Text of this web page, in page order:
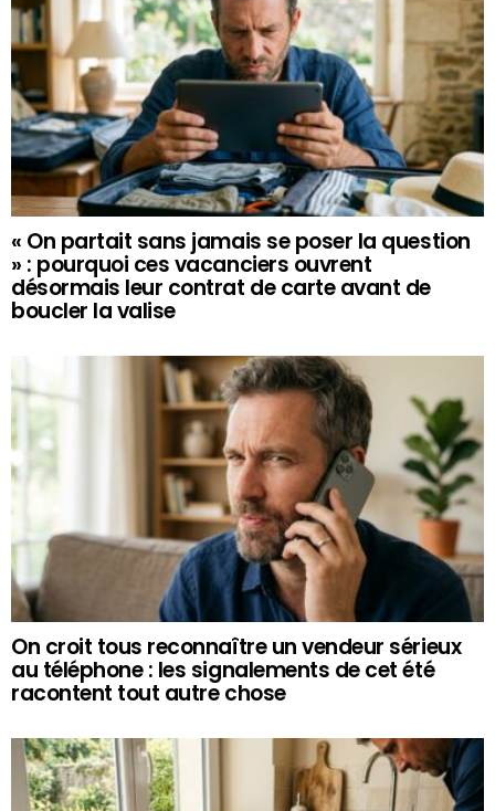
« On partait sans jamais se poser la question
» : pourquoi ces vacanciers ouvrent
désormais leur contrat de carte avant de
boucler la valise
On croit tous reconnaître un vendeur sérieux
au téléphone : les signalements de cet été
racontent tout autre chose